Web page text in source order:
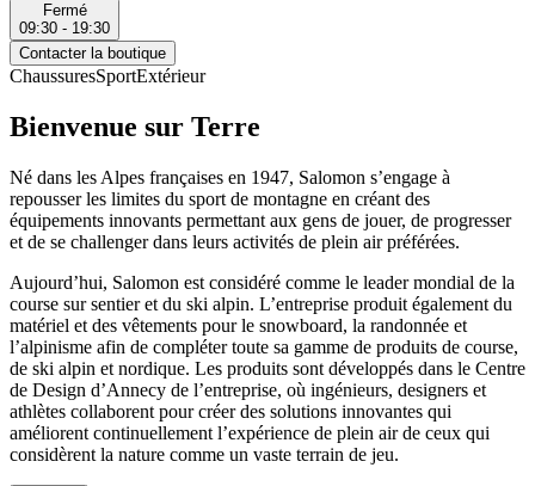
Fermé
09:30 - 19:30
Contacter la boutique
ChaussuresSportExtérieur
Bienvenue sur Terre
Né dans les Alpes françaises en 1947, Salomon s’engage à
repousser les limites du sport de montagne en créant des
équipements innovants permettant aux gens de jouer, de progresser
et de se challenger dans leurs activités de plein air préférées.
Aujourd’hui, Salomon est considéré comme le leader mondial de la
course sur sentier et du ski alpin. L’entreprise produit également du
matériel et des vêtements pour le snowboard, la randonnée et
l’alpinisme afin de compléter toute sa gamme de produits de course,
de ski alpin et nordique. Les produits sont développés dans le Centre
de Design d’Annecy de l’entreprise, où ingénieurs, designers et
athlètes collaborent pour créer des solutions innovantes qui
améliorent continuellement l’expérience de plein air de ceux qui
considèrent la nature comme un vaste terrain de jeu.